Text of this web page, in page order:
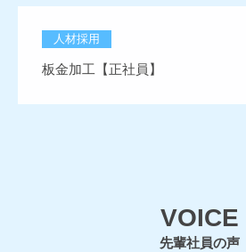
人材採用
板金加工【正社員】
VOICE
先輩社員の声